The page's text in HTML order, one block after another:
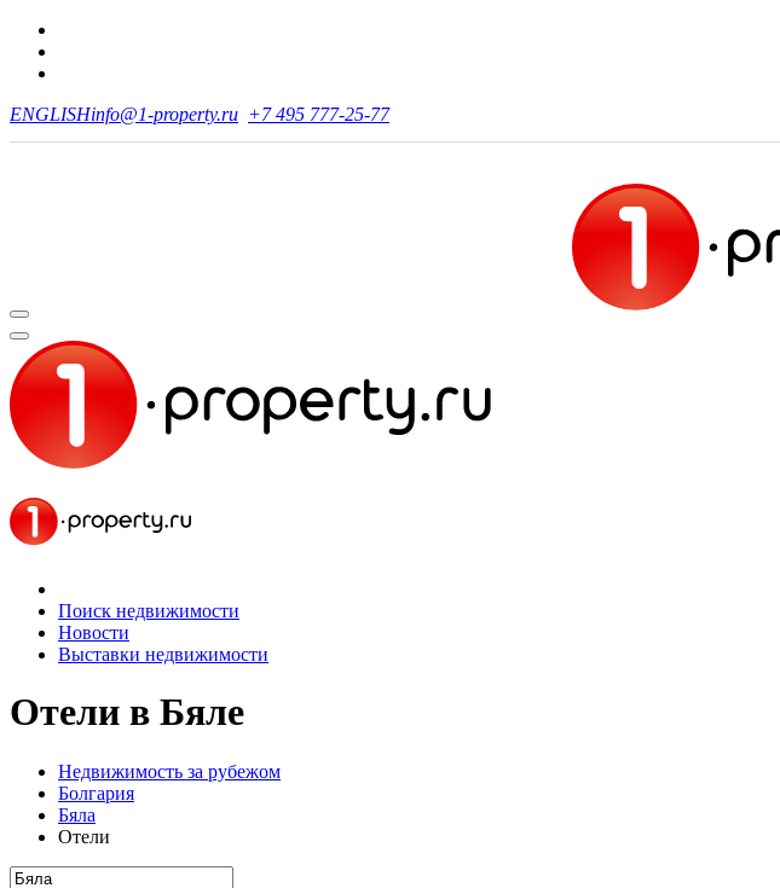
ENGLISHinfo@1-property.ru +7 495 777-25-77
Поиск недвижимости
Новости
Выставки недвижимости
Отели в Бяле
Недвижимость за рубежом
Болгария
Бяла
Отели